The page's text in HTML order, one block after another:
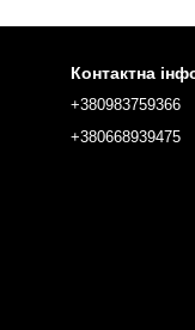
Контактна
+380983759366
+380668939475